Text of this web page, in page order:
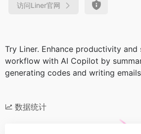
访问Liner官网
Try Liner. Enhance productivity and
workflow with AI Copilot by
generating codes and writing
数据统计